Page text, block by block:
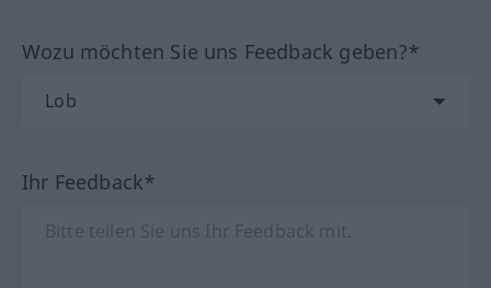
Wozu möchten Sie uns Feedback geben?*
Ihr Feedback*